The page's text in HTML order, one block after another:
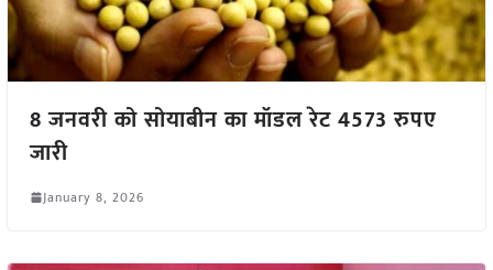
8 जनवरी को सोयाबीन का मॉडल रेट 4573 रुपए
जारी
January 8, 2026